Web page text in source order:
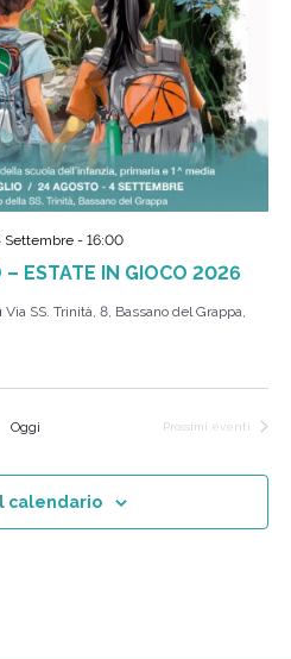
– ESTATE IN GIOCO 2026
Settembre - 16:00
Via SS. Trinità, 8, Bassano del Grappa,
Oggi Prossimi eventi
calendario